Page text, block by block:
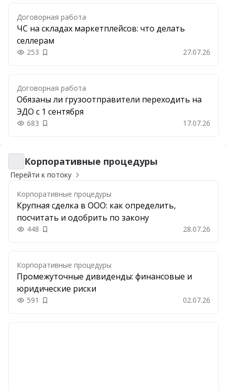
Договорная работа
ЧС на складах маркетплейсов: что делать
селлерам
253 Добавить в закладки 27.07.26
Договорная работа
Обязаны ли грузоотправители переходить на
ЭДО с 1 сентября
683 Добавить в закладки 17.07.26
Корпоративные процедуры
Корпоративные процедуры
Перейти к потоку
Корпоративные процедуры
Крупная сделка в ООО: как определить,
посчитать и одобрить по закону
448 Добавить в закладки 28.07.26
Корпоративные процедуры
Промежуточные дивиденды: финансовые и
юридические риски
591 Добавить в закладки 02.07.26